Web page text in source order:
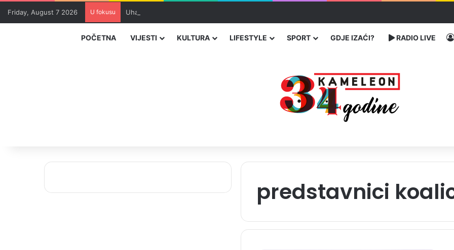
Friday, August 7 2026 U fokusu Uhapšeni organizatori krijumčarenja migranata preko BiH i Balkana
POČETNA VIJESTI KULTURA LIFESTYLE SPORT GDJE IZAĆI? RADIO LIVE
predstavnici